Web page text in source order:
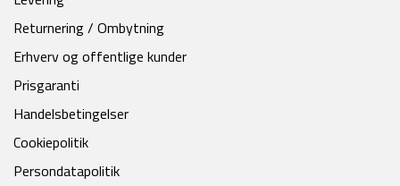
Returnering / Ombytning
Erhverv og offentlige kunder
Prisgaranti
Handelsbetingelser
Cookiepolitik
Persondatapolitik